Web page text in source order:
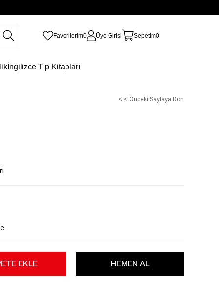
Favorilerim0 Üye Girişi Sepetim0
İngilizce Tıp Kitapları
< < Önceki Sayfaya Dön